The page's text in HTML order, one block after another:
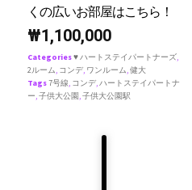
くの広いお部屋はこちら！
₩1,100,000
Categories♥ ハートステイパートナーズ,
2ルーム, コンデ, ワンルーム,健大
Tags7号線, コンデ,ハートステイパートナ
ー,子供大公園,子供大公園駅